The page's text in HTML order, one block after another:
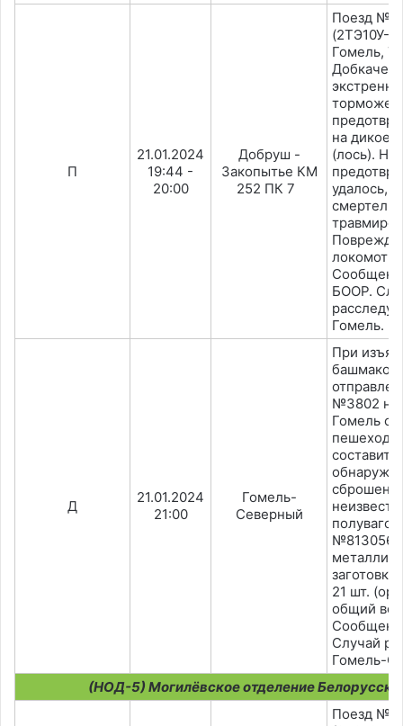
П
21.01.2024
19:44 -
20:00
Добруш -
Закопытье КМ
252 ПК 7
Поезд
(2ТЭ10У-
Гомель,
на дикое
(лось).
удалось,
БООР.
Гомель.
Д
21.01.2024
21:00
Гомель-
Северный
При
башмаков
№3802 на
Гомель с
21 шт.
общий
Случай
Гомель-
(НОД-5) Могилёвское отделение
Поезд